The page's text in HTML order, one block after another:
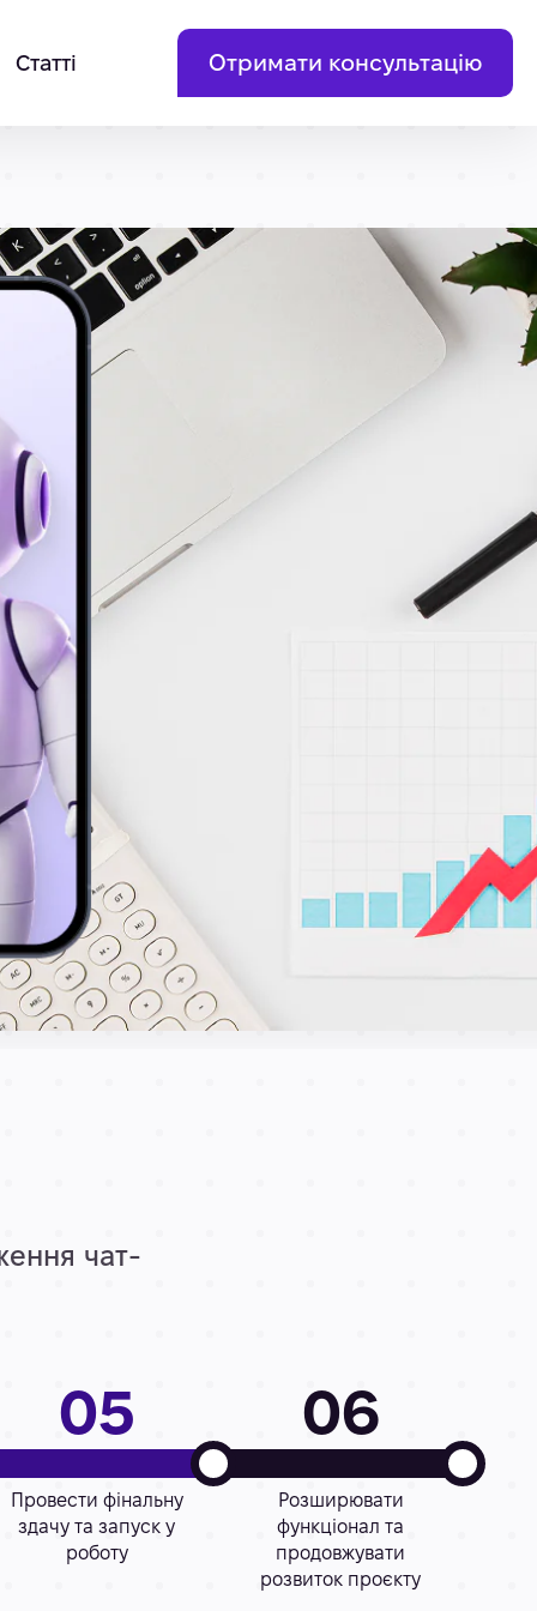
Статті Отримати консультацію
чат-
05 06
Провести фінальну
здачу та запуск у
роботу
Розширювати
функціонал та
продовжувати
розвиток проєкту